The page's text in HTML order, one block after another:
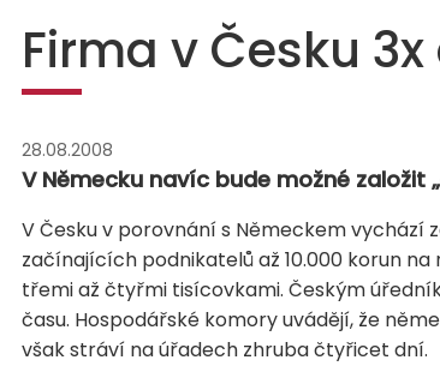
Firma v Česku
28.08.2008
V Německu navíc bude možné založit
V Česku v porovnání s Německem
začínajících podnikatelů až 10.000 korun
třemi až čtyřmi tisícovkami. Českým
času. Hospodářské komory uvádějí, že
však stráví na úřadech zhruba čtyřicet dní.